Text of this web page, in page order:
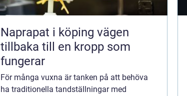
Naprapat i köping vägen
tillbaka till en kropp som
fungerar
För många vuxna är tanken på att behöva
ha traditionella tandställningar med